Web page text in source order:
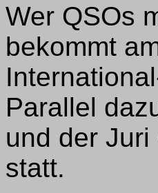
Wer QSOs
bekommt
Parallel
und der
statt.